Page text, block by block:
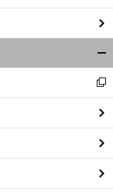
閉
る
新
し
い
ウ
ィ
ン
ド
ウ